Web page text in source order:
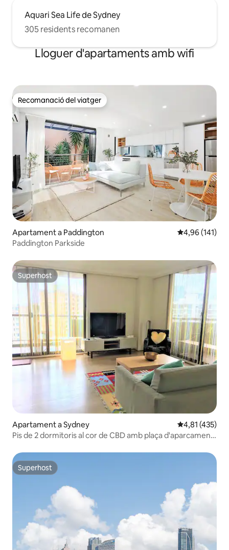
Aquari Sea Life de Sydney
305 residents recomanen
Lloguer d'apartaments amb wifi
Recomanació del viatger
Recomanació del viatger
Apartament a Paddington 4,96 de
4,96 (141)
Paddington Parkside
Superhost
Superhost
Apartament a Sydney 4,81 de
4,81 (435)
Pis de 2 dormitoris al cor de CBD amb plaça d'aparcament
Superhost
Superhost